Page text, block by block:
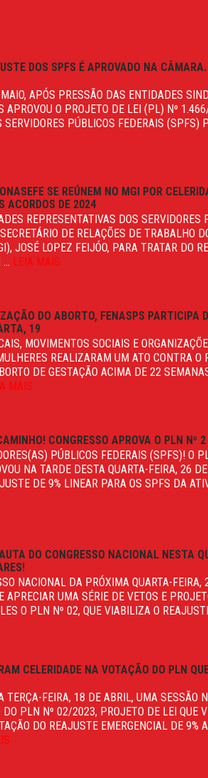
DOS SPFS É APROVADO NA
APÓS PRESSÃO DAS ENTIDADES
APROVOU O PROJETO DE LEI (PL) Nº
SERVIDORES PÚBLICOS FEDERAIS (SPFS)
SE REÚNEM NO MGI POR
ACORDOS DE 2024
REPRESENTATIVAS DOS SERVIDORES
DE RELAÇÕES DE TRABALHO
JOSÉ LOPEZ FEIJÓO, PARA TRATAR DO
LEIA MAIS
DO ABORTO, FENASPS PARTICIPA
19
MOVIMENTOS SOCIAIS E
REALIZARAM UM ATO CONTRA
DE GESTAÇÃO ACIMA DE 22
MAIS
CONGRESSO APROVA O PLN Nº
PÚBLICOS FEDERAIS (SPFS)! O
NA TARDE DESTA QUARTA-FEIRA, 26
DE 9% LINEAR PARA OS SPFS DA
DO CONGRESSO NACIONAL NESTA
NACIONAL DA PRÓXIMA QUARTA-
APRECIAR UMA SÉRIE DE VETOS E
O PLN Nº 02, QUE VIABILIZA O
CELERIDADE NA VOTAÇÃO DO PLN
TERÇA-FEIRA, 18 DE ABRIL, UMA SESSÃO
DO PLN Nº 02/2023, PROJETO DE LEI QUE
DO REAJUSTE EMERGENCIAL DE 9%